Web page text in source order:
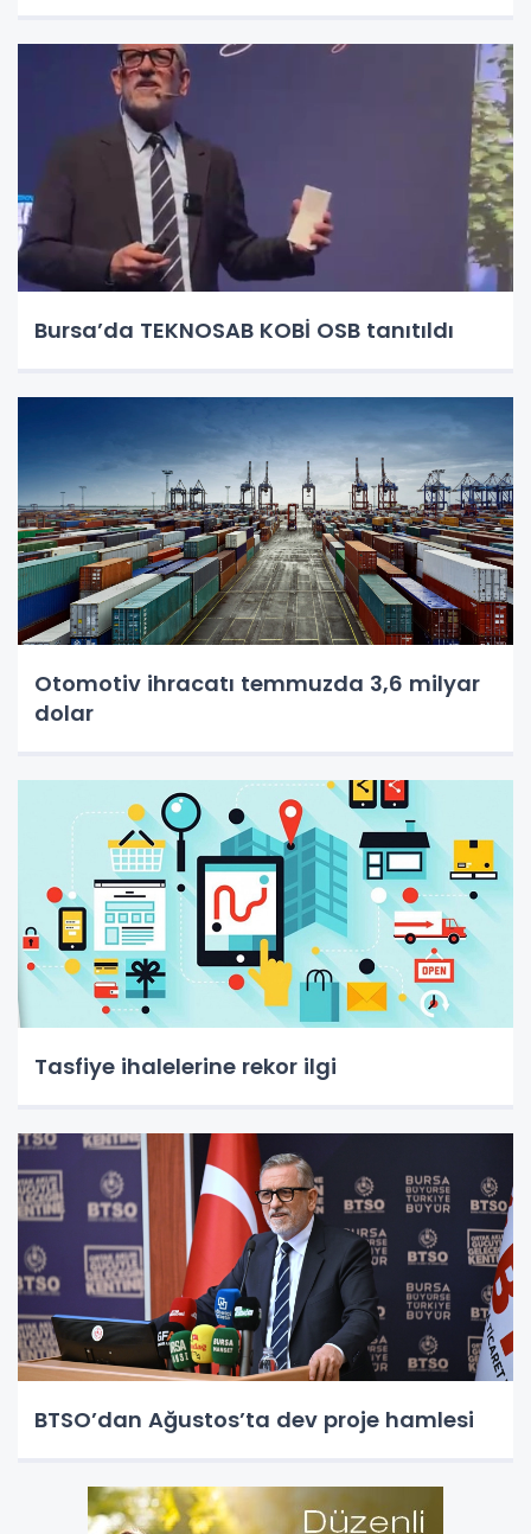
Bursa’da TEKNOSAB KOBİ OSB tanıtıldı
Otomotiv ihracatı temmuzda 3,6 milyar
dolar
Tasfiye ihalelerine rekor ilgi
BTSO’dan Ağustos’ta dev proje hamlesi